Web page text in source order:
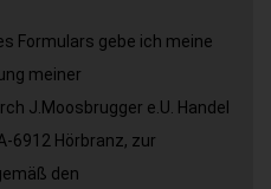
Formulars gebe ich meine
meiner
J.Moosbrugger e.U. Handel
6912 Hörbranz, zur
den